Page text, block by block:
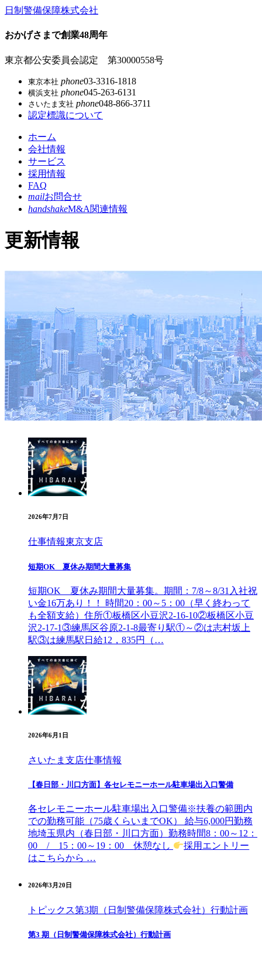
コ
テ
ツ
日制警備保障株式会社
おかげさまで創業48周年
東京都公安委員会認定 第30000558号
東京本社 phone03-3316-1818
横浜支社 phone045-263-6131
さいたま支社 phone048-866-3711
認定標識について
ホーム
会社情報
サービス
採用情報
FAQ
mailお問合せ
handshakeM&A関連情報
更新情報
2026年7月7日
仕事情報東京支店
短期OK 夏休み期間大量募集
短期OK 夏休み期間大量募集。期間：7/8～8/31入社祝
い金16万あり！！ 時間20：00～5：00（早く終わって
も全額支給）住所①板橋区小豆沢2-16-10②板橋区小豆
沢2-17-1③練馬区谷原2-1-8最寄り駅①～②は志村坂上
駅③は練馬駅日給12，835円（…
2026年6月1日
さいたま支店仕事情報
【春日部・川口方面】各セレモニーホール駐車場出入口警備
各セレモニーホール駐車場出入口警備※扶養の範囲内
での勤務可能（75歳くらいまでOK） 給与6,000円勤務
地埼玉県内（春日部・川口方面）勤務時間8：00～12：
00 / 15：00～19：00 休憩なし
採用エントリー
はこちらから …
2026年3月20日
トピックス第3期（日制警備保障株式会社）行動計画
第3 期（日制警備保障株式会社）行動計画